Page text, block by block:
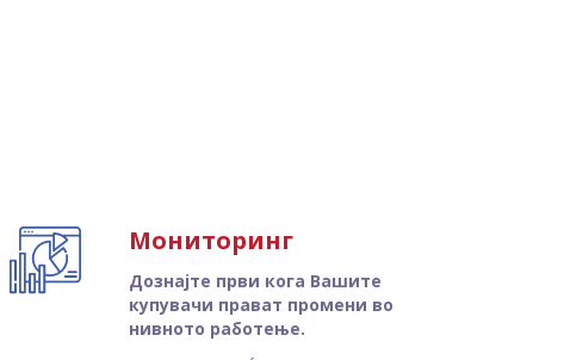
Мониторинг
Дознајте први кога Вашите
купувачи прават промени во
нивното работење.